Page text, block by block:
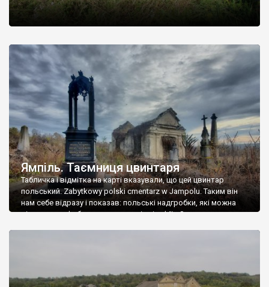
Ямпіль. Таємниця цвинтаря
Табличка і відмітка на карті вказували, що цей цвинтар
польський. Zabytkowy polski cmentarz w Jampolu. Таким він
нам себе відразу і показав: польські надгробки, які можна
віднести до фабричних, польські епітафії… Загалом цвинтар